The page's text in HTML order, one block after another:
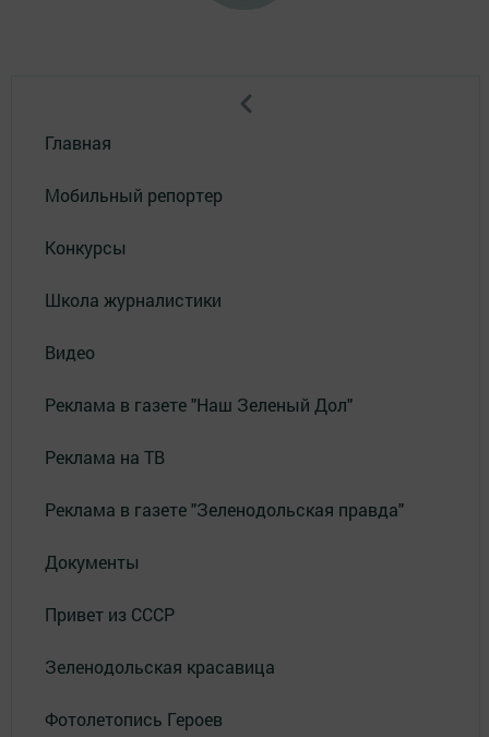
Главная
Мобильный репортер
Конкурсы
Школа журналистики
Видео
Реклама в газете "Наш Зеленый Дол"
Реклама на ТВ
Реклама в газете "Зеленодольская правда"
Документы
Привет из СССР
Зеленодольская красавица
Фотолетопись Героев